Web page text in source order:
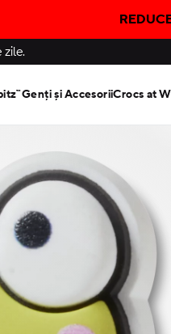
Genți și AccesoriiCrocs at